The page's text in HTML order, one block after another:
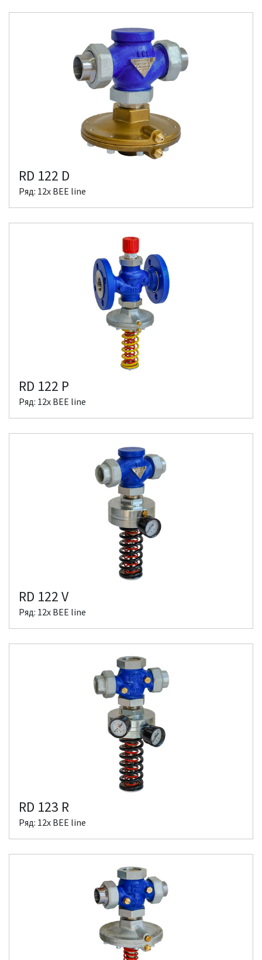
RD 122 D
Ряд: 12x BEE line
RD 122 P
Ряд: 12x BEE line
RD 122 V
Ряд: 12x BEE line
RD 123 R
Ряд: 12x BEE line